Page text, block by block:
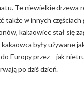
Te niewielkie drzewa
także w innych
kakaowiec stał się
były używane
Europy przez – jak
po dziś dzień.